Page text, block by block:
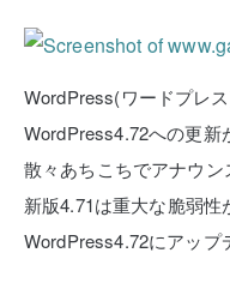
WordPress(ワードプレ
WordPress4.72への更新
散々あちこちでアナウ
新版4.71は重大な脆弱性
WordPress4.72にアップ